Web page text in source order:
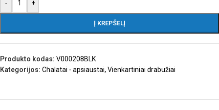
- +
Į KREPŠELĮ
Produkto kodas: V000208BLK
Kategorijos: Chalatai - apsiaustai, Vienkartiniai drabužiai